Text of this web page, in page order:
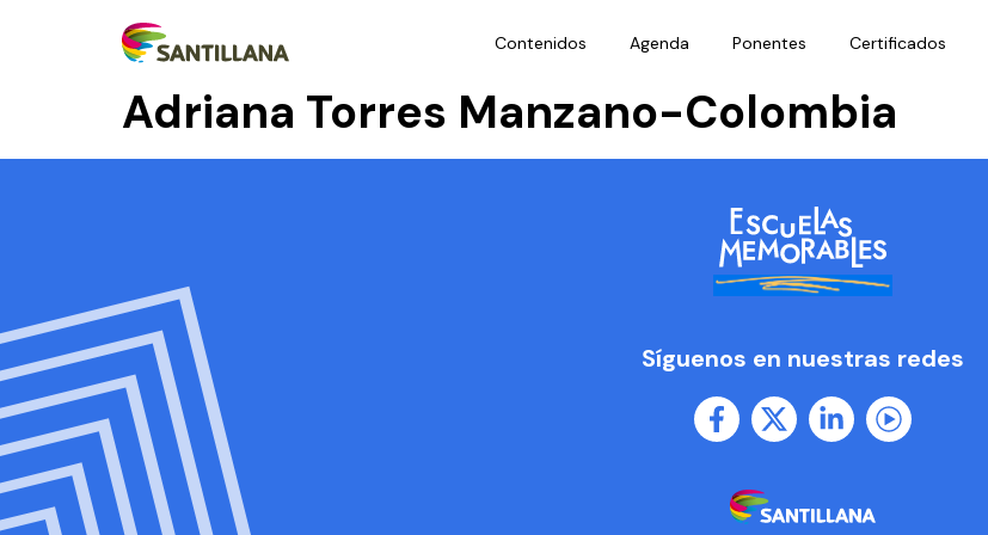
Contenidos Agenda Ponentes Certificados
Adriana Torres Manzano-Colombia
Síguenos en nuestras redes